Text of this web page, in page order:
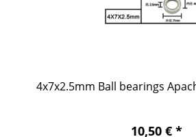
4x7x2.5mm Ball bearings
10,50 € *